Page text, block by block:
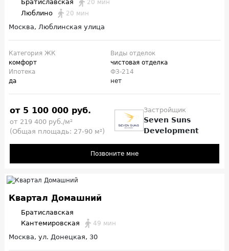
Братиславская 20 мин
Люблино 20 мин
Москва, Люблинская улица
Категория ЖК
комфорт
Виды отделок
чистовая отделка
Ипотека
да
ФЗ-214
нет
от 5 100 000 руб.
от 219 400 руб./м²
(Общая площадь: 27-90 м²)
Застройщик
Seven Suns
Development
Позвоните мне
Квартал Домашний
Братиславская
Кантемировская
49 мин
Москва, ул. Донецкая, 30